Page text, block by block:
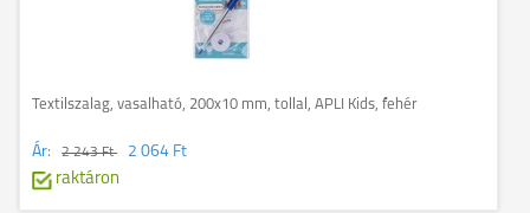
Textilszalag, vasalható, 200x10 mm, tollal, APLI Kids, fehér
Ár: 2 243 Ft
2 064 Ft
raktáron